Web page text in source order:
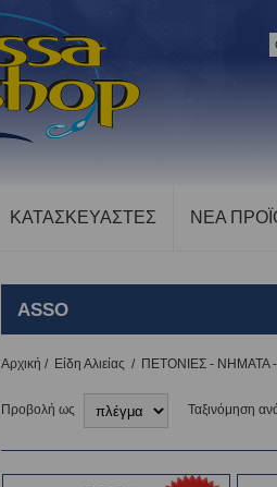
ΚΑΤΑΣΚΕΥΑΣΤΕΣ ΝΕΑ
ASSO
Αρχική / Είδη Αλιείας / ΠΕΤΟΝΙΕΣ - ΝΗΜΑΤΑ
Προβολή ως Ταξινόμηση